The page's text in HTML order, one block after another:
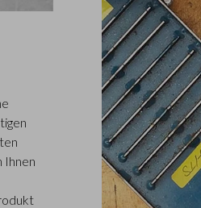
Ihnen